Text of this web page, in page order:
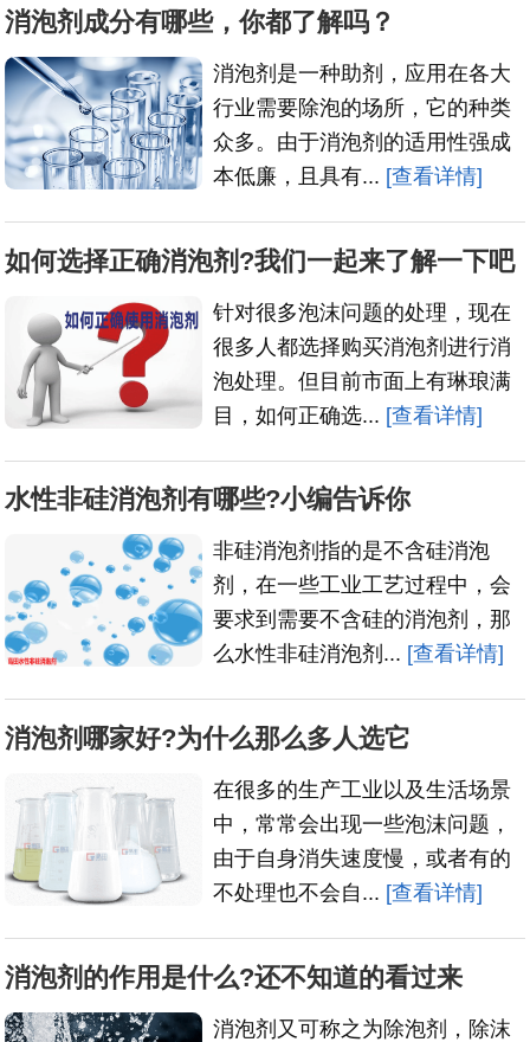
消泡剂成分有哪些，你都了解吗？
消泡剂是一种助剂，应用在各大
行业需要除泡的场所，它的种类
众多。由于消泡剂的适用性强成
本低廉，且具有... [查看详情]
如何选择正确消泡剂?我们一起来了解一下吧
针对很多泡沫问题的处理，现在
很多人都选择购买消泡剂进行消
泡处理。但目前市面上有琳琅满
目，如何正确选... [查看详情]
水性非硅消泡剂有哪些?小编告诉你
非硅消泡剂指的是不含硅消泡
剂，在一些工业工艺过程中，会
要求到需要不含硅的消泡剂，那
么水性非硅消泡剂... [查看详情]
消泡剂哪家好?为什么那么多人选它
在很多的生产工业以及生活场景
中，常常会出现一些泡沫问题，
由于自身消失速度慢，或者有的
不处理也不会自... [查看详情]
消泡剂的作用是什么?还不知道的看过来
消泡剂又可称之为除泡剂，除沫